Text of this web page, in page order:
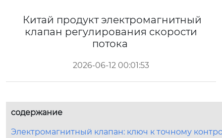
Китай продукт электромагнитный
клапан регулирования скорости
потока
2026-06-12 00:01:53
содержание
Электромагнитный клапан: ключ к точному